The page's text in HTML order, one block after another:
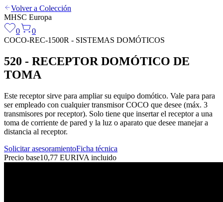
Volver a Colección
MHSC Europa
0
0
COCO-REC-1500R - SISTEMAS DOMÓTICOS
520 - RECEPTOR DOMÓTICO DE
TOMA
Este receptor sirve para ampliar su equipo domótico. Vale para para
ser empleado con cualquier transmisor COCO que desee (máx. 3
transmisores por receptor). Solo tiene que insertar el receptor a una
toma de corriente de pared y la luz o aparato que desee manejar a
distancia al receptor.
Solicitar asesoramientoFicha técnica
Precio base10,77 EURIVA incluido